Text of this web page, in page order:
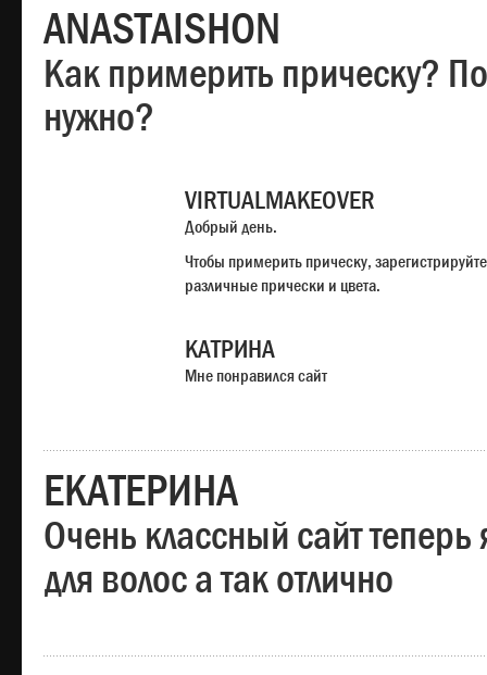
ANASTAISHON
Как примерить прическу?
нужно?
VIRTUALMAKEOVER
Добрый день.
Чтобы примерить прическу,
различные прически и цвета.
КАТРИНА
Мне понравился сайт
ЕКАТЕРИНА
Очень классный сайт теперь
для волос а так отлично